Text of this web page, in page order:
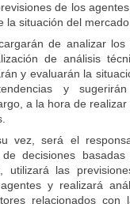
de los
la situación del mercado.
de analizar
de análisis
y evaluarán la
y
a la hora de
vez, será el
decisiones
utilizará las
y realizará
relacionados con